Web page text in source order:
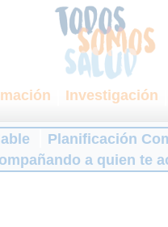
Investigación
Planificación
a quien te